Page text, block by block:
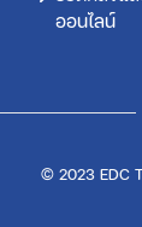
ออนไลน์
© 2023 EDC